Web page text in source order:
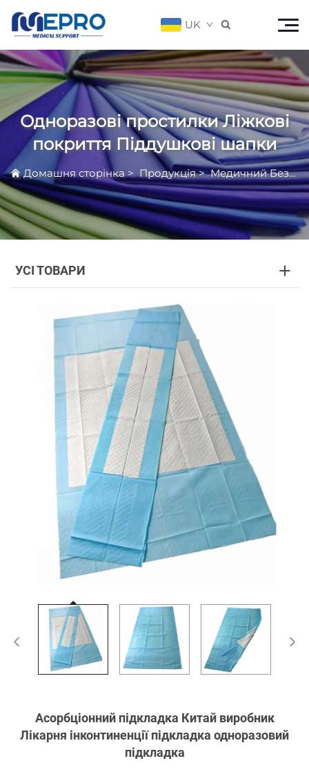
UK 
Одноразові простилки Ліжкові
покриття Піддушкові шапки
Домашня сторінка > Продукція>Медичний Безвовняний Продукт
УСІ ТОВАРИ
Асорбціонний підкладка Китай виробник
Лікарня інконтиненції підкладка одноразовий
підкладка